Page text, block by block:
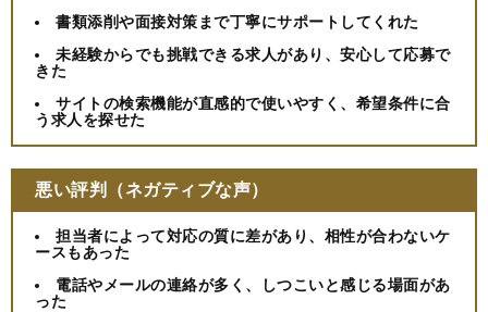
書類添削や面接対策まで丁寧にサポートしてくれた
未経験からでも挑戦できる求人があり、安心して応募で
きた
サイトの検索機能が直感的で使いやすく、希望条件に合
う求人を探せた
悪い評判（ネガティブな声）
担当者によって対応の質に差があり、相性が合わないケ
ースもあった
電話やメールの連絡が多く、しつこいと感じる場面があ
った